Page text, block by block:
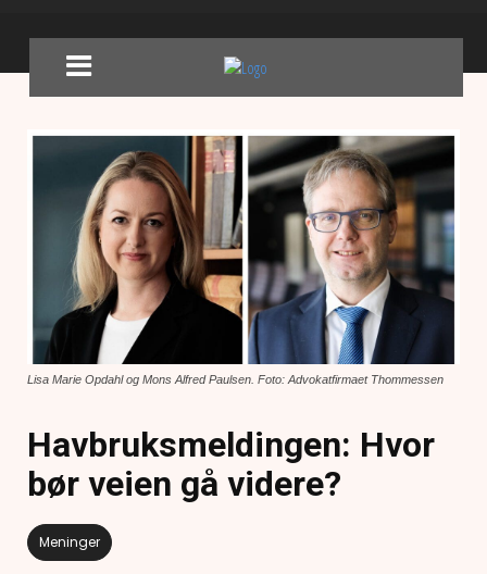
Lisa Marie Opdahl og Mons Alfred Paulsen. Foto: Advokatfirmaet Thommessen
Havbruksmeldingen: Hvor
bør veien gå videre?
Meninger